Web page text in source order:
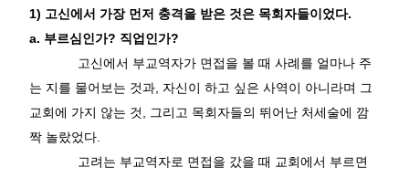
1) 고신에서 가장 먼저 충격을 받은 것은 목회자들이었다.
a. 부르심인가? 직업인가?
고신에서 부교역자가 면접을 볼 때 사례를 얼마나 주
는 지를 물어보는 것과 자신이 하고 싶은 사역이 아니라며 그
교회에 가지 않는 것
그리고 목회자들의 뛰어난 처세술에 깜
짝 놀랐었다
고려는 부교역자로 면접을 갔을 때 교회에서 부르면